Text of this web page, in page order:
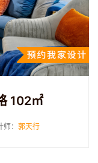
102㎡
： 郭天行